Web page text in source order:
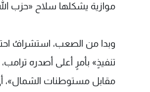
موازية يشكلها سلاح «حزب
وبدا من الصعب، استشرافُ
تنفيذٍ» بأمرٍ أعلى أصدره